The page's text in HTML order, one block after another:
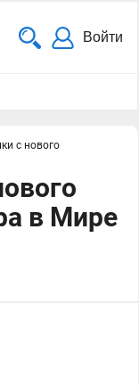
Войти
с нового
в Мире